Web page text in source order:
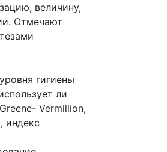
величину,
Отмечают
гигиены
ли
Vermillion,
индекс